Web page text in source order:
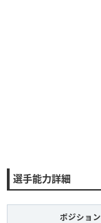
選手能力詳細
ポジション